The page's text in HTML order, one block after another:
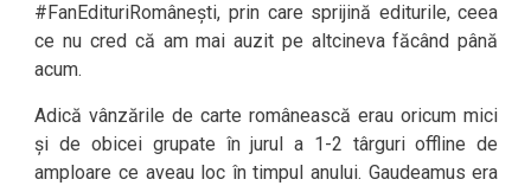
#FanEdituriRomânești, prin care sprijină editurile, ceea
ce nu cred că am mai auzit pe altcineva făcând până
acum.
Adică vânzările de carte românească erau oricum mici
și de obicei grupate în jurul a 1-2 târguri offline de
amploare ce aveau loc în timpul anului. Gaudeamus era